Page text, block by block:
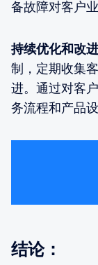
备故障对客户
持续优化和改进
制，定期收集
进。通过对客
务流程和产品
结论：